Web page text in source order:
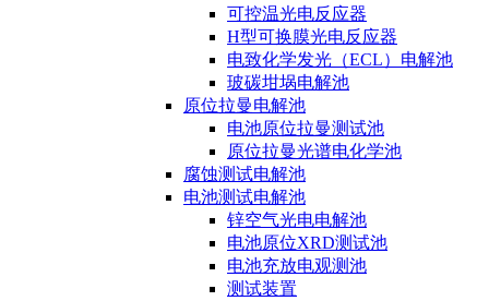
可控温光电反应器
H型可换膜光电反应器
电致化学发光（ECL）电解池
玻碳坩埚电解池
原位拉曼电解池
电池原位拉曼测试池
原位拉曼光谱电化学池
腐蚀测试电解池
电池测试电解池
锌空气光电电解池
电池原位XRD测试池
电池充放电观测池
测试装置